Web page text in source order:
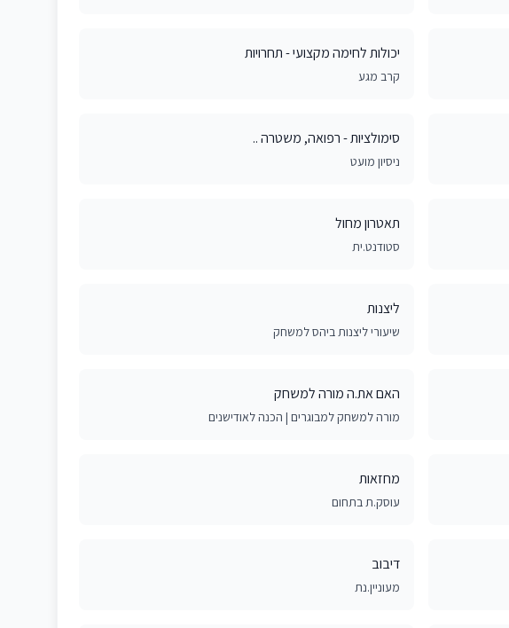
יכולות לחימה מקצועי - תחרויות
קרב מגע
סימולציות - רפואה, משטרה ..
ניסיון מועט
תאטרון מחול
סטודנט.ית
ליצנות
שיעורי ליצנות ביהס למשחק
האם את.ה מורה למשחק
מורה למשחק למבוגרים | הכנה לאודישנים
מחזאות
עוסק.ת בתחום
דיבוב
מעוניין.נת